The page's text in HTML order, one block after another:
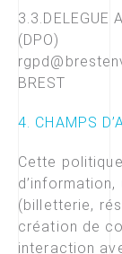
3.3.DELEGUE
(DPO)
BREST
4. CHAMPS
Cette
(billetterie,
création de
interaction